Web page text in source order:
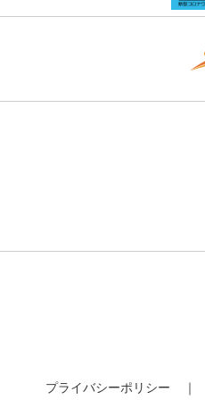
プライバシーポリシー